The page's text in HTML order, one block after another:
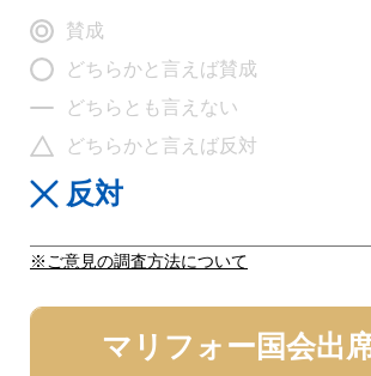
賛成
どちらかと言えば賛成
どちらとも言えない
どちらかと言えば反対
反対
※ご意見の調査方法について
マリフォー国会出